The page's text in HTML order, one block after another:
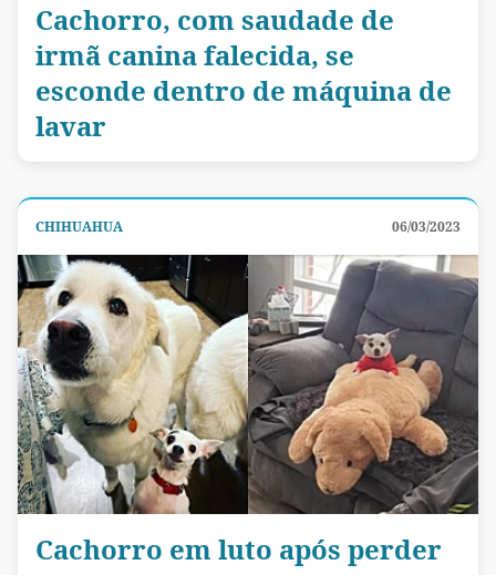
Cachorro, com saudade de
irmã canina falecida, se
esconde dentro de máquina de
lavar
CHIHUAHUA 06/03/2023
Cachorro em luto após perder